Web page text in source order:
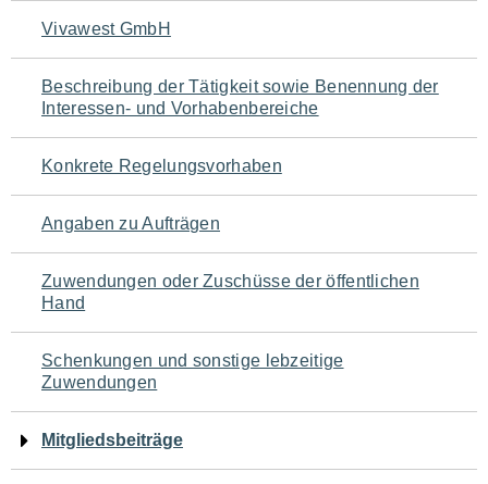
Navigation
für
den
Seiteninhalt
Vivawest GmbH
Beschreibung der Tätigkeit sowie Benennung der
Interessen- und Vorhabenbereiche
Konkrete Regelungsvorhaben
Angaben zu Aufträgen
Zuwendungen oder Zuschüsse der öffentlichen
Hand
Schenkungen und sonstige lebzeitige
Zuwendungen
Mitgliedsbeiträge